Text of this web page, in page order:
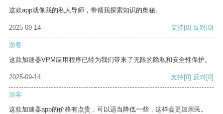
这款app就像我的私人导师，带领我探索知识的奥秘。
2025-09-14 支持[0] 反对[0]
游客
这款加速器VPM应用程序已经为我们带来了无限的隐私和安全性保护。
2025-09-14 支持[0] 反对[0]
游客
这款加速器app的价格有点贵，可以适当降低一些，这样会更加亲民。